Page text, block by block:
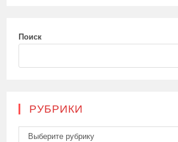
Поиск
РУБРИКИ
Рубрики
Выберите рубрику